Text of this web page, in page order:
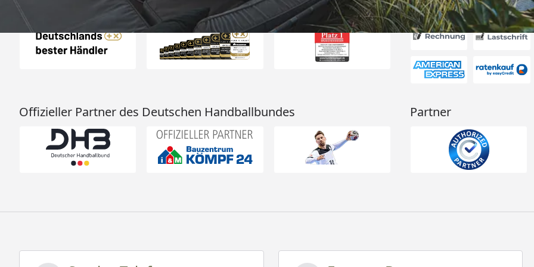
Auszeichnungen Akzeptierte
Offizieller Partner des Deutschen Handballbundes Partner